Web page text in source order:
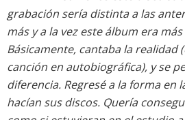
grabación sería distinta a las
más y a la vez este álbum era
Básicamente, cantaba la realidad
canción en autobiográfica), y se
diferencia. Regresé a la forma en
hacían sus discos. Quería